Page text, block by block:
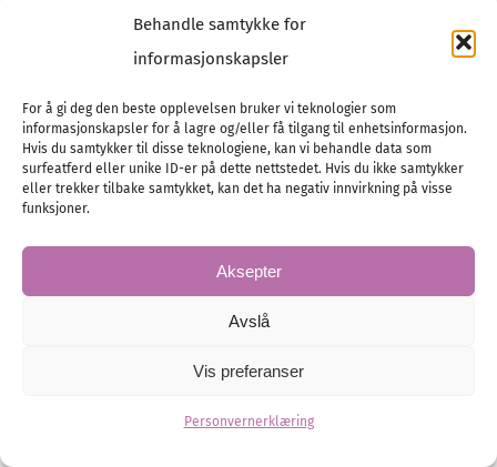
Behandle samtykke for
informasjonskapsler
For å gi deg den beste opplevelsen bruker vi teknologier som
informasjonskapsler for å lagre og/eller få tilgang til enhetsinformasjon.
Hvis du samtykker til disse teknologiene, kan vi behandle data som
surfeatferd eller unike ID-er på dette nettstedet. Hvis du ikke samtykker
eller trekker tilbake samtykket, kan det ha negativ innvirkning på visse
funksjoner.
Aksepter
Avslå
Vis preferanser
Personvernerklæring
Dömle Herrgård Spa & Resort
– der drømmer blir
Velkommen til en av Sveriges mest unike
herregårder for bryllup. Et helhetskonsept
med en egen kirke, en magisk herregårdspark
Bryllupsfesten
Promotion